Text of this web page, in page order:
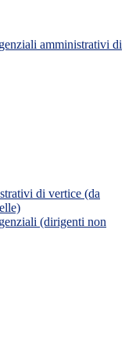
amministrativi di
di vertice (da
(dirigenti non